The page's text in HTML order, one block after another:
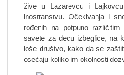
žive u Lazarevcu i
inostranstvu. Očekivanja i
rođenih na potpuno
savete za decu izbeglice, na
loše društvo, kako da se
osećaju koliko im okolnosti